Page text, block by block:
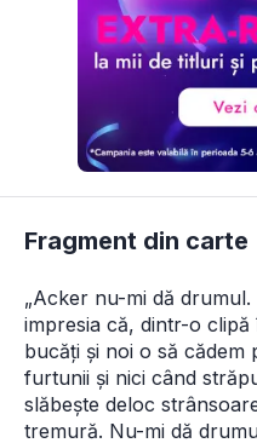
Fragment din carte
„Acker nu-mi dă
impresia că, dintr-o
bucăți și noi o să cădem
furtunii și nici când
slăbește deloc
tremură. Nu-mi dă